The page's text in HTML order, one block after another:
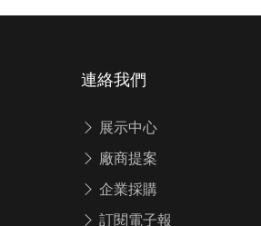
連絡我們
展示中心
廠商提案
企業採購
訂閱電子報